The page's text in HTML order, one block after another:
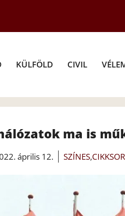
KÜLFÖLD CIVIL
ma is
április 12. SZÍNES,